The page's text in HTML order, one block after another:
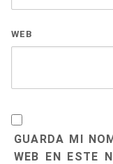
WEB
GUARDA MI
WEB EN ESTE